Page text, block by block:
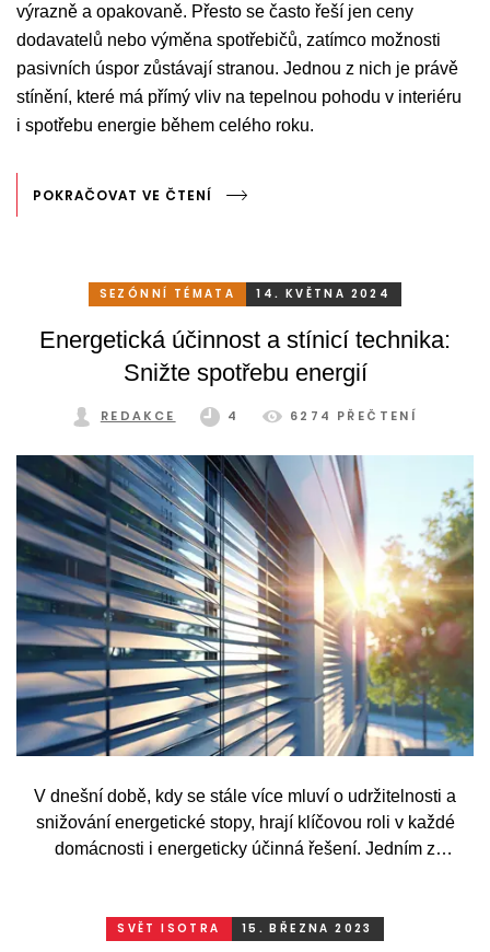
výrazně a opakovaně. Přesto se často řeší jen ceny
dodavatelů nebo výměna spotřebičů, zatímco možnosti
pasivních úspor zůstávají stranou. Jednou z nich je právě
stínění, které má přímý vliv na tepelnou pohodu v interiéru
i spotřebu energie během celého roku.
POKRAČOVAT VE ČTENÍ
SEZÓNNÍ TÉMATA 14. KVĚTNA 2024
Energetická účinnost a stínicí technika:
Snižte spotřebu energií
REDAKCE 4 6274 PŘEČTENÍ
V dnešní době, kdy se stále více mluví o udržitelnosti a
snižování energetické stopy, hrají klíčovou roli v každé
domácnosti i energeticky účinná řešení. Jedním z
Stínicí systémy, jako jsou žaluzie, rolety, markýzy a pergoly,
SVĚT ISOTRA 15. BŘEZNA 2023